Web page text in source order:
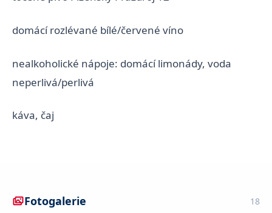
domácí rozlévané bílé/červené víno
nealkoholické nápoje: domácí limonády, voda
neperlivá/perlivá
káva, čaj
Fotogalerie 18